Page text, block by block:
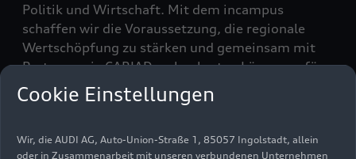
Politik und Wirtschaft. Mit dem incampus
schaffen wir die Voraussetzung, die regionale
Wertschöpfung zu stärken und gemeinsam mit
Partnern wie CARIAD an konkreten Lösungen für
unsere Vision der Zukunft der Mobilität zu
arbeiten.“ Zudem gestalte Audi moderne
Fahrzeugsicherheitszentrum.
Cookie Einstellungen
Wir, die AUDI AG, Auto-Union-Straße 1, 85057 Ingolstadt, allein
oder in Zusammenarbeit mit unseren verbundenen Unternehmen